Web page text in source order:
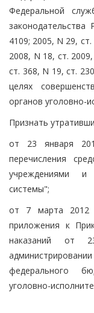
Федеральной
4109; 2005, N 29,
2008, N 18, ст.
ст. 368, N 19, ст.
целях
органов уголовно-
Признать
от 23 января
перечисления
учреждениями и
системы";
от 7 марта 2012
приложения к
наказаний
федерального
уголовно-